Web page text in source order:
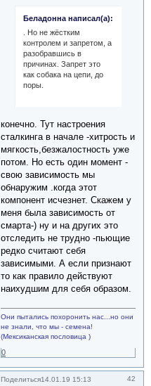
Беладонна написал(а):
. Но не жёстким
контролем и запретом, а
разобравшись в
причинах. Запрет это
как собака на цепи, до
поры.
конечно. Тут настроения
сталкинга в начале -хитрость и
мягкость,безжалостность уже
потом. Но есть один момент -
свою зависимость мы
обнаружим .когда этот
компонент исчезнет. Скажем у
меня была зависимость от
смарта-) ну и на других это
отследить не трудно -пьющие
редко считают себя
зависимыми. А если признают
то как правило действуют
наихудшим для себя образом.
Они пытались похоронить нас...но они
не знали, что мы - семена!
(Мексиканская пословица )
0
Поделиться 42
14.01.19 15:13